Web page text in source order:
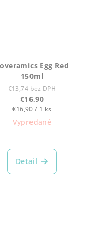
Egg Red
150ml
€13,74 bez DPH
€16,90
Jednotková
cena:
€16,90 / 1 ks
Vypredané
hodnotenie
produktu
Detail